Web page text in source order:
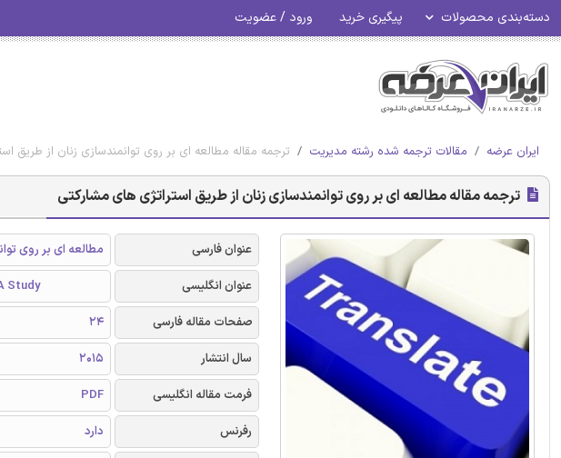
دسته‌بندی محصولات پیگیری خرید ورود / عضویت
ایران عرضه مقالات ترجمه شده رشته مدیریت ترجمه مقاله مطالعه ای بر روی توانمندسازی زنان از طریق
ترجمه مقاله مطالعه ای بر روی توانمندسازی زنان از طریق استراتژی های مشارکتی
عنوان فارسی
مطالعه ای بر روی
عنوان انگلیسی
Study
صفحات مقاله فارسی
24
سال انتشار
2015
فرمت مقاله انگلیسی
PDF
رفرنس
دارد